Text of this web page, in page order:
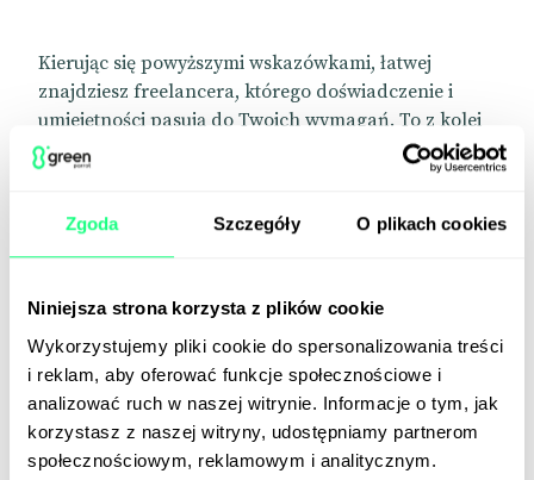
Zgoda Szczegóły O plikach cookies
Niniejsza strona korzysta z plików cookie
Wykorzystujemy pliki cookie do spersonalizowania treści
i reklam, aby oferować funkcje społecznościowe i
analizować ruch w naszej witrynie. Informacje o tym, jak
korzystasz z naszej witryny, udostępniamy partnerom
społecznościowym, reklamowym i analitycznym.
Kierując się powyższymi wskazówkami, łatwej
znajdziesz freelancera, którego doświadczenie i
umiejętności pasują do Twoich wymagań. To z kolei
pozwoli włączyć świetnego specjalistę do projektu –
na każdym etapie.
Współpraca z freelancerem – plusy
i minusy
Czy warto współpracować z freelancerami? Jak w
wielu innych przypadkach, istnieją zarówno zalety,
jak i wady pracy z wolnymi strzelcami. Niektóre z
plusów obejmują np.: